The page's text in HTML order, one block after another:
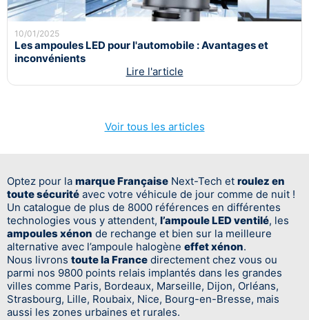
10/01/2025
Les ampoules LED pour l'automobile : Avantages et
inconvénients
Lire l'article
Voir tous les articles
Optez pour la marque Française Next-Tech et roulez en
toute sécurité avec votre véhicule de jour comme de nuit !
Un catalogue de plus de 8000 références en différentes
technologies vous y attendent, l’ampoule LED ventilé, les
ampoules xénon de rechange et bien sur la meilleure
alternative avec l’ampoule halogène effet xénon.
Nous livrons toute la France directement chez vous ou
parmi nos 9800 points relais implantés dans les grandes
villes comme Paris, Bordeaux, Marseille, Dijon, Orléans,
Strasbourg, Lille, Roubaix, Nice, Bourg-en-Bresse, mais
aussi les zones urbaines et rurales.